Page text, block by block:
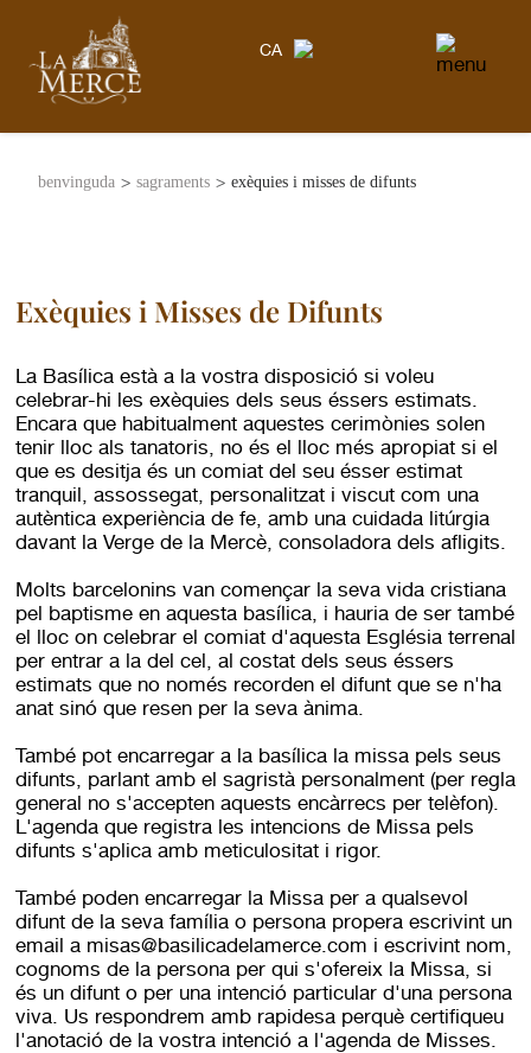
CA
benvinguda > sagraments > exèquies i misses de difunts
Exèquies i Misses de Difunts
La Basílica està a la vostra disposició si voleu
celebrar-hi les exèquies dels seus éssers estimats.
Encara que habitualment aquestes cerimònies solen
tenir lloc als tanatoris, no és el lloc més apropiat si el
que es desitja és un comiat del seu ésser estimat
tranquil, assossegat, personalitzat i viscut com una
autèntica experiència de fe, amb una cuidada litúrgia
davant la Verge de la Mercè, consoladora dels afligits.
Molts barcelonins van començar la seva vida cristiana
pel baptisme en aquesta basílica, i hauria de ser també
el lloc on celebrar el comiat d'aquesta Església terrenal
per entrar a la del cel, al costat dels seus éssers
estimats que no només recorden el difunt que se n'ha
anat sinó que resen per la seva ànima.
També pot encarregar a la basílica la missa pels seus
difunts, parlant amb el sagristà personalment (per regla
general no s'accepten aquests encàrrecs per telèfon).
L'agenda que registra les intencions de Missa pels
difunts s'aplica amb meticulositat i rigor.
També poden encarregar la Missa per a qualsevol
difunt de la seva família o persona propera escrivint un
email a misas@basilicadelamerce.com i escrivint nom,
cognoms de la persona per qui s'ofereix la Missa, si
és un difunt o per una intenció particular d'una persona
viva. Us respondrem amb rapidesa perquè certifiqueu
l'anotació de la vostra intenció a l'agenda de Misses.